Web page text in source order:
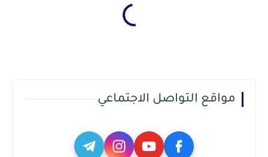
مواقع التواصل الاجتماعي